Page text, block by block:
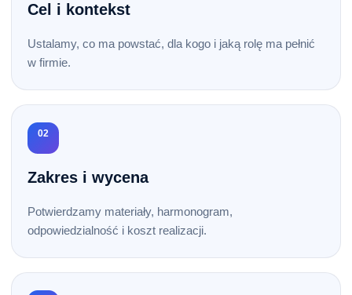
Cel i kontekst
Ustalamy, co ma powstać, dla kogo i jaką rolę ma pełnić
w firmie.
02
Zakres i wycena
Potwierdzamy materiały, harmonogram,
odpowiedzialność i koszt realizacji.